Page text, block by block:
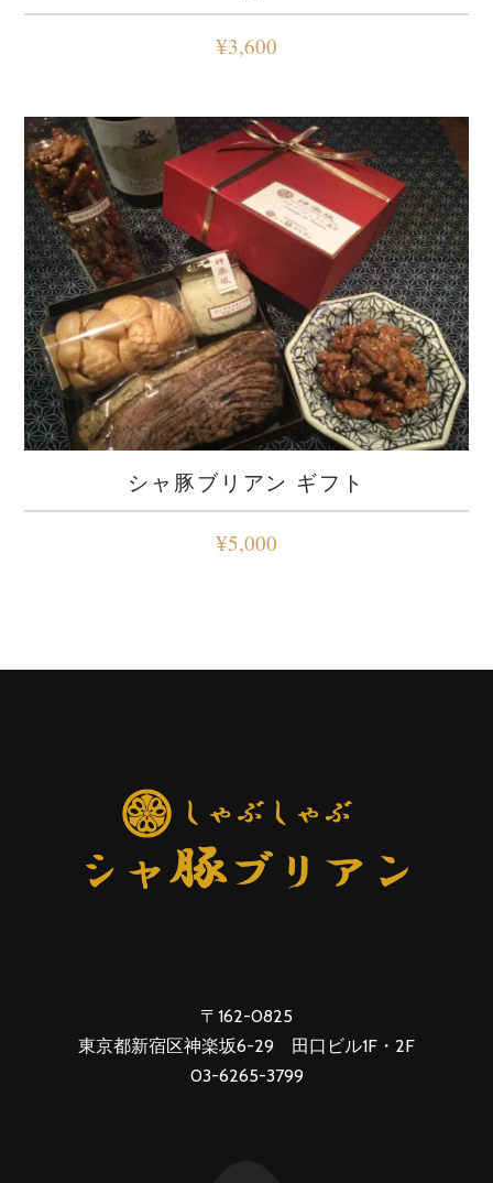
¥3,600
シャ豚ブリアン ギフト
¥5,000
〒162-0825
東京都新宿区神楽坂6-29 田口ビル1F・2F
03-6265-3799